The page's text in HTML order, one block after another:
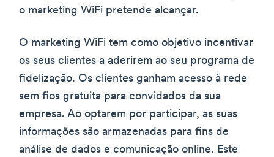
o marketing WiFi pretende alcançar.
O marketing WiFi tem como objetivo incentivar
os seus clientes a aderirem ao seu programa de
fidelização. Os clientes ganham acesso à rede
sem fios gratuita para convidados da sua
empresa. Ao optarem por participar, as suas
informações são armazenadas para fins de
análise de dados e comunicação online. Este